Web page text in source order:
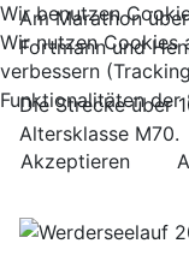
Am Marathon
Fortmann und
Die Strecke über
Altersklasse M70.
Wir benutzen
Wir nutzen Cookies
verbessern
Funktionalitäten der
Akzeptieren